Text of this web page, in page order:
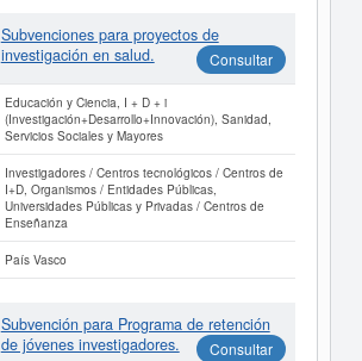
Subvenciones para proyectos de
investigación en salud.
Consultar
Educación y Ciencia, I + D + i
(Investigación+Desarrollo+Innovación), Sanidad,
Servicios Sociales y Mayores
Investigadores / Centros tecnológicos / Centros de
I+D, Organismos / Entidades Públicas,
Universidades Públicas y Privadas / Centros de
Enseñanza
País Vasco
Subvención para Programa de retención
de jóvenes investigadores.
Consultar